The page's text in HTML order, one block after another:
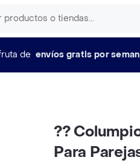
de envíos gratis por
??
Para